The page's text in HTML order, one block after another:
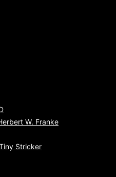
W. Franke
Stricker